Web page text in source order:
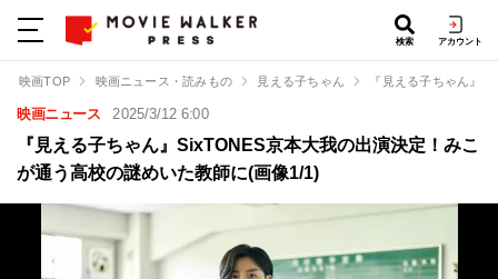
検索 アカウント
映画TOP 映画ニュース・読みもの 見える子ちゃん 『見える子ちゃん』
映画ニュース 2025/3/12 6:00
『見える子ちゃん』SixTONES京本大我の出演決定！みこ
が通う高校の謎めいた教師に(画像1/1)